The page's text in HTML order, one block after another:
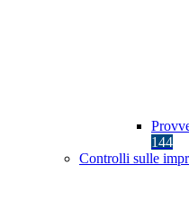
144
Controlli sulle